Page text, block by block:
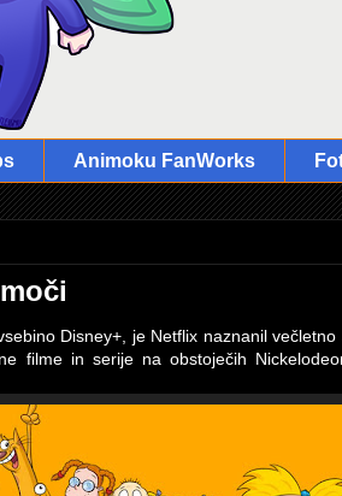
Animoku FanWorks
Disney+, je Netflix naznanil večletno
filme in serije na obstoječih